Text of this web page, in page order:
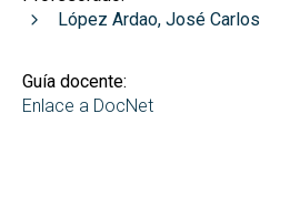
López Ardao, José Carlos
Guía docente:
Enlace a DocNet